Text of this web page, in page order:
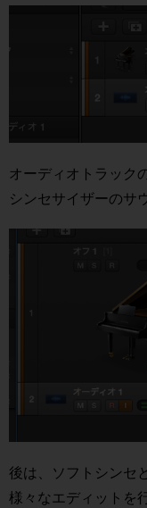
オーディオトラック
シンセサイザーのサ
後は、ソフトシンセ
様々なエディットを